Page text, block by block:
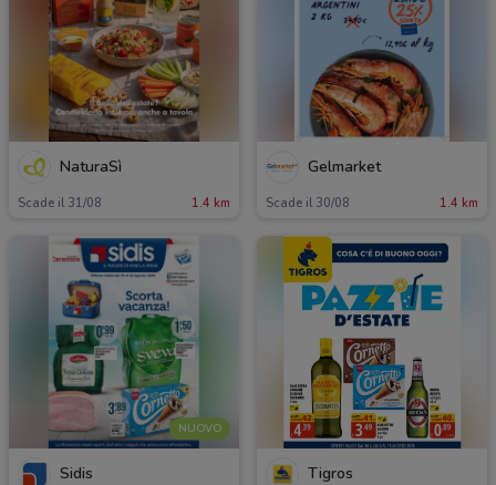
NaturaSì
Scade il 31/08 1.4 km
Gelmarket
Scade il 30/08 1.4 km
NUOVO
Sidis Tigros